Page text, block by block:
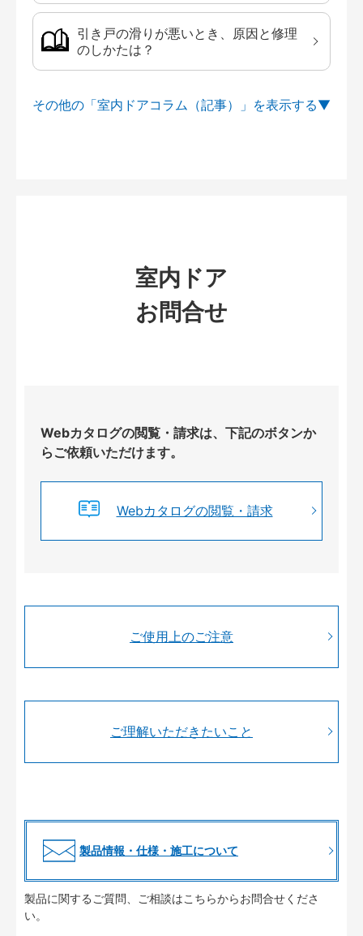
引き戸の滑りが悪いとき、原因と修理
のしかたは？
その他の「室内ドアコラム（記事）」を
室内ドア
お問合せ
Webカタログの閲覧・請求は、下記のボタンか
らご依頼いただけます。
Webカタログの閲覧・請求
ご使用上のご注意
ご理解いただきたいこと
製品情報・仕様・施工について
製品に関するご質問、ご相談はこちらからお問合せくださ
い。